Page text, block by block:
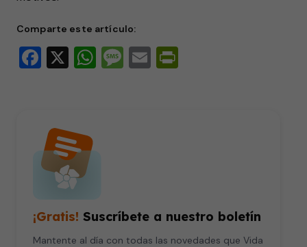
Comparte este artículo:
Facebook
X WhatsApp
Message
Email
¡Gratis! Suscríbete a nuestro boletín
Mantente al día con todas las novedades que Vida